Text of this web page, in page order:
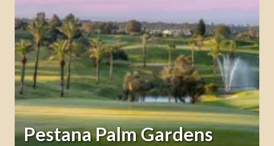
Pestana Palm Gardens